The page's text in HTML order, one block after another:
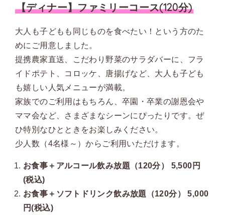
【ディナー】ファミリーコース(120分)
大人も子どもも同じものを食べたい！という方のた
めにご用意しました。
提携農家直送、こだわり野菜のサラダバーに、フラ
イドポテト、コロッケ、唐揚げなど、大人も子ども
も嬉しい人気メニューが満載。
家族でのご利用はもちろん、卒園・卒業の謝恩会や
ママ会など、さまざまなシーンにぴったりです。ぜ
ひ特別なひとときをお楽しみください。
少人数（4名様～）からご利用いただけます。
お食事＋アルコール飲み放題（120分） 5,500円
(税込)
お食事＋ソフトドリンク飲み放題（120分） 5,000
円(税込)